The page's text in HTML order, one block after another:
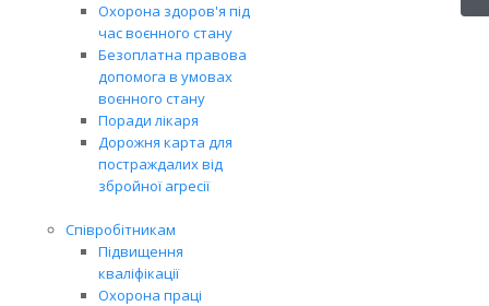
Охорона здоров'я під
час воєнного стану
Безоплатна правова
допомога в умовах
воєнного стану
Поради лікаря
Дорожня карта для
постраждалих від
збройної агресії
Співробітникам
Підвищення
кваліфікації
Охорона праці